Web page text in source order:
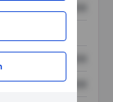
XXXXXXX
XXXXXXX